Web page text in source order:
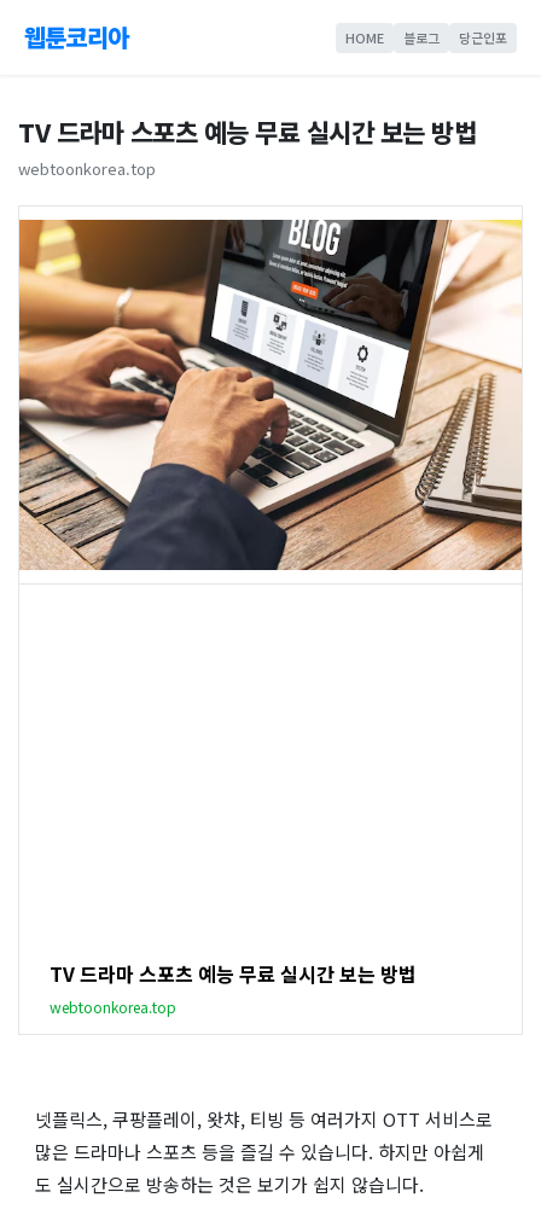
웹툰코리아 HOME 블로그 당근인포
TV 드라마 스포츠 예능 무료 실시간 보는 방법
webtoonkorea.top
TV 드라마 스포츠 예능 무료 실시간 보는 방법
webtoonkorea.top
넷플릭스, 쿠팡플레이, 왓챠, 티빙 등 여러가지 OTT 서비스로
많은 드라마나 스포츠 등을 즐길 수 있습니다. 하지만 아쉽게
도 실시간으로 방송하는 것은 보기가 쉽지 않습니다.